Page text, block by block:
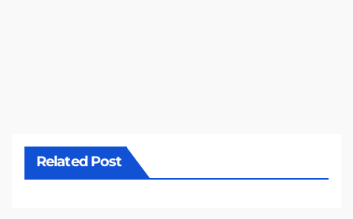
Related Post